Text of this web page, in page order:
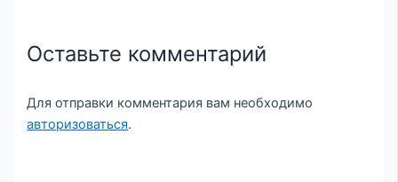
Оставьте комментарий
Для отправки комментария вам необходимо
авторизоваться.